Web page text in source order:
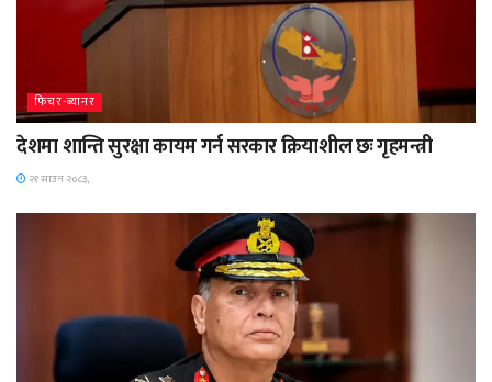
फिचर-ब्यानर
देशमा शान्ति सुरक्षा कायम गर्न सरकार क्रियाशील छः गृहमन्त्री
२१ साउन २०८३,